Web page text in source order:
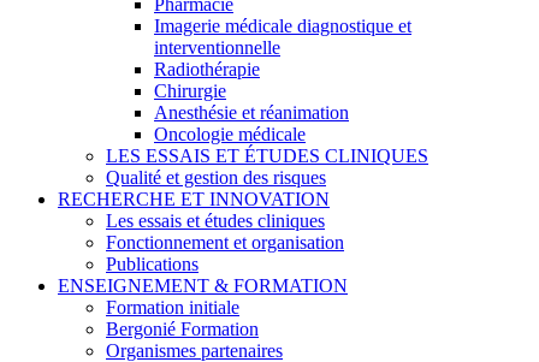
Pharmacie
Imagerie médicale diagnostique et
interventionnelle
Radiothérapie
Chirurgie
Anesthésie et réanimation
Oncologie médicale
LES ESSAIS ET ÉTUDES CLINIQUES
Qualité et gestion des risques
RECHERCHE ET INNOVATION
Les essais et études cliniques
Fonctionnement et organisation
Publications
ENSEIGNEMENT & FORMATION
Formation initiale
Bergonié Formation
Organismes partenaires